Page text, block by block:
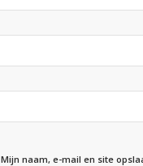
Mijn naam, e-mail en site